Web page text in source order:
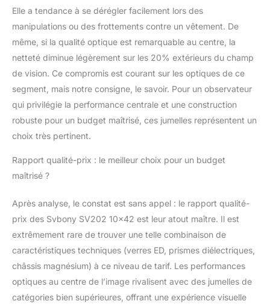
Elle a tendance à se dérégler facilement lors des
manipulations ou des frottements contre un vêtement. De
même, si la qualité optique est remarquable au centre, la
netteté diminue légèrement sur les 20% extérieurs du champ
de vision. Ce compromis est courant sur les optiques de ce
segment, mais notre consigne, le savoir. Pour un observateur
qui privilégie la performance centrale et une construction
robuste pour un budget maîtrisé, ces jumelles représentent un
choix très pertinent.
Rapport qualité-prix : le meilleur choix pour un budget
maîtrisé ?
Après analyse, le constat est sans appel : le rapport qualité-
prix des Svbony SV202 10×42 est leur atout maître. Il est
extrêmement rare de trouver une telle combinaison de
caractéristiques techniques (verres ED, prismes diélectriques,
châssis magnésium) à ce niveau de tarif. Les performances
optiques au centre de l’image rivalisent avec des jumelles de
catégories bien supérieures, offrant une expérience visuelle